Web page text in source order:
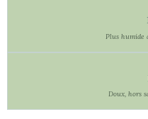
Plus humide
Doux, hors